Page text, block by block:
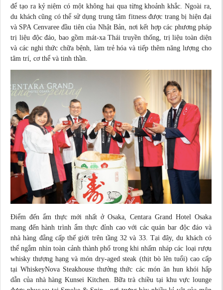
để tạo ra kỷ niệm có một không hai qua từng khoảnh khắc. Ngoài ra,
du khách cũng có thể sử dụng trung tâm fitness được trang bị hiện đại
và SPA Cenvaree đầu tiên của Nhật Bản, nơi kết hợp các phương pháp
trị liệu độc đáo, bao gồm mát-xa Thái truyền thống, trị liệu toàn diện
và các nghi thức chữa bệnh, làm trẻ hóa và tiếp thêm năng lượng cho
tâm trí, cơ thể và tinh thần.
Điểm đến ẩm thực mới nhất ở Osaka, Centara Grand Hotel Osaka
mang đến hành trình ẩm thực đỉnh cao với các quán bar độc đáo và
nhà hàng đẳng cấp thế giới trên tầng 32 và 33. Tại đây, du khách có
thể ngắm nhìn toàn cảnh thành phố trong khi nhấm nháp các loại rượu
whisky thượng hạng và món dry-aged steak (thịt bò lên tuổi) cao cấp
tại WhiskeyNova Steakhouse thưởng thức các món ăn hun khói hấp
dẫn của nhà hàng Kunsei Kitchen. Bữa trà chiều tại khu vực lounge